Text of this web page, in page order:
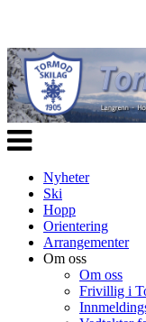
Veksle
navigasjon
Nyheter
Ski
Hopp
Orientering
Arrangementer
Om oss
Om oss
Frivillig i